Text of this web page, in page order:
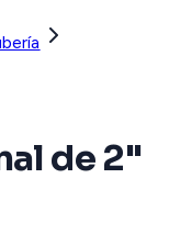
de 2"